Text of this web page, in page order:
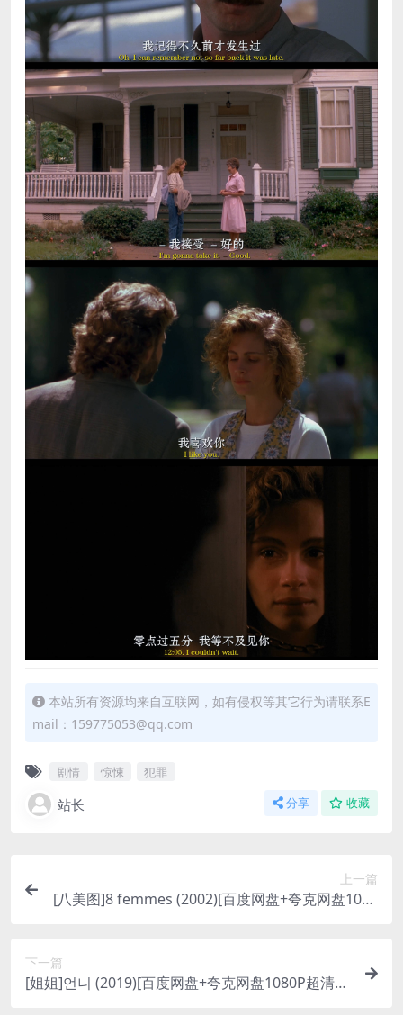
本站所有资源均来自互联网，如有侵权等其它行为请联系E
mail：159775053@qq.com
剧情 惊悚 犯罪
站长 分享 收藏
上一篇
[八美图]8 femmes (2002)[百度网盘+夸克网盘1080
下一篇
[姐姐]언니 (2019)[百度网盘+夸克网盘1080P超清未